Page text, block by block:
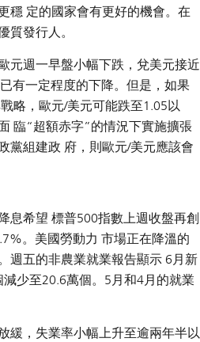
穩 定的國家會有更好的機會。在
質發行人。
元週一早盤小幅下跌，兌美元接近
有一定程度的下降。但是，如果
略，歐元/美元可能跌至1.05以
臨“超額赤字”的情況下實施擴張
黨組建政 府，則歐元/美元應該會
息希望 標普500指數上週收盤再創
。美國勞動力 市場正在降溫的
週五的非農業就業報告顯示 6月新
少至20.6萬個。5月和4月的就業
緩，失業率小幅上升至逾兩年半以